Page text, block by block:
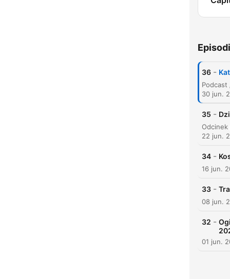
36 -
30 jun.
35 -
22 jun.
34 -
16 jun.
33 -
08 jun.
32 -
01 jun.